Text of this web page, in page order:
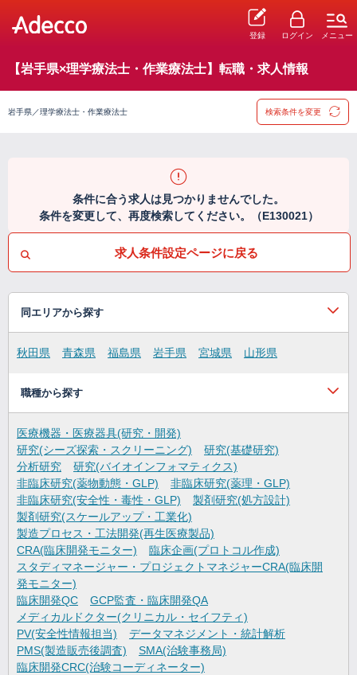
登録 ログイン メニュー
【岩手県×理学療法士・作業療法士】転職・求人情報
岩手県／理学療法士・作業療法士 検索条件を変更
条件に合う求人は見つかりませんでした。
条件を変更して、再度検索してください。（E130021）
求人条件設定ページに戻る
同エリアから探す
秋田県 青森県 福島県 岩手県 宮城県 山形県
職種から探す
医療機器・医療器具(研究・開発)
研究(シーズ探索・スクリーニング)
研究(基礎研究)
分析研究
研究(バイオインフォマティクス)
非臨床研究(薬物動態・GLP)
非臨床研究(薬理・GLP)
非臨床研究(安全性・毒性・GLP)
製剤研究(処方設計)
製剤研究(スケールアップ・工業化)
製造プロセス・工法開発(再生医療製品)
CRA(臨床開発モニター)
臨床企画(プロトコル作成)
スタディマネージャー・プロジェクトマネジャーCRA(臨床開
発モニター)
臨床開発QC
GCP監査・臨床開発QA
メディカルドクター(クリニカル・セイフティ)
PV(安全性情報担当)
データマネジメント・統計解析
PMS(製造販売後調査)
SMA(治験事務局)
臨床開発CRC(治験コーディネーター)